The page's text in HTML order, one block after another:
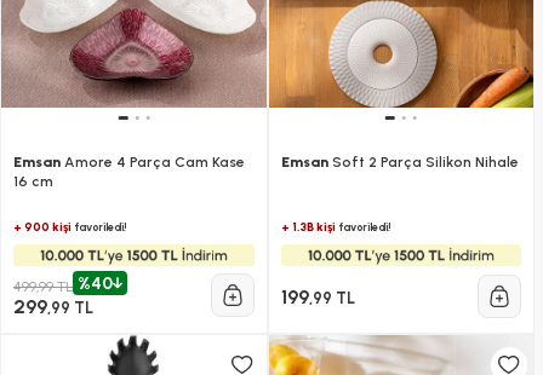
Emsan Amore 4 Parça Cam Kase
16 cm
+ 900 kişi favoriledi!
499,99 TL %40
299,99 TL
EmsanSoft 2 Parça Silikon Nihale
+ 1.3B kişifavoriledi!
199,99 TL